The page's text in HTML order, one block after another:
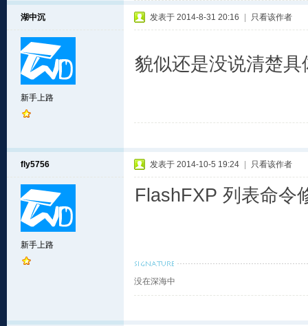
湖中沉
新手上路
发表于 2014-8-31 20:16 只看该作者
貌似还是没说清楚具
fly5756
新手上路
发表于 2014-10-5 19:24 只看该作者
FlashFXP 列表命令
没在深海中